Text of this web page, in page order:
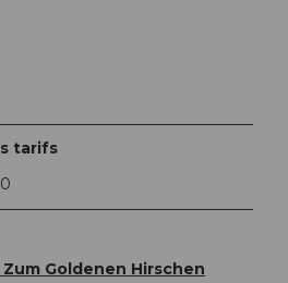
tarifs
Goldenen Hirschen